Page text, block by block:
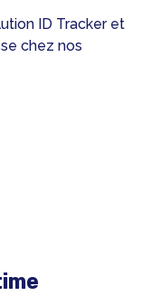
ID Tracker et
chez nos